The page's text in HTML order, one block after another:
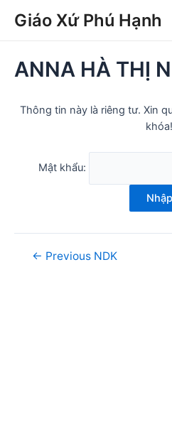
Giáo Xứ Phú Hạnh
ANNA HÀ THỊ
Thông tin này là riêng tư. Xin
khóa!
Mật khẩu:
Nhập
navigation
← Previous NDK